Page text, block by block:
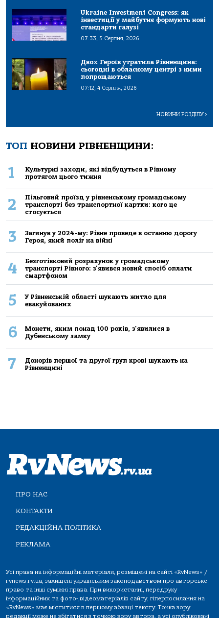
Ukraine Investment Congress: як
інвестиції у майбутнє формують нові
стандарти галузі
07:33, 5 Серпня, 2026
Двох Героїв утратила Рівненщина:
сьогодні в обласному центрі з ними
попрощаються
07:12, 4 Серпня, 2026
НОВИНИ РОЗДІЛУ>
ТОП НОВИНИ РІВНЕНЩИНИ:
1
Культурні заходи, які відбудуться в Рівному
протягом цього тижня
2
Пільговий проїзд у рівненському громадському
транспорті без транспортної картки: кого це
стосується
3
Загинув у 2024-му: Рівне проведе в останню дорогу
Героя, який поліг на війні
4
Безготівковий розрахунок у громадському
транспорті Рівного: з'явився новий спосіб оплати
смартфоном
5
У Рівненській області шукають житло для
евакуйованих
6
Монети, яким понад 100 років, з'явилися в
Дубенському замку
7
Донорів першої та другої груп крові шукають на
Рівненщині
ПРО НАС
КОНТАКТИ
РЕДАКЦІЙНА ПОЛІТИКА
РЕКЛАМА
Усі права на інформаційні матеріали, розміщені на сайті «RvNews» /
rvnews.rv.ua, захищені українським законодавством про авторське
право та інші суміжні права. При використанні, передруку
інформаційних та фото-,відеоматеріалів сайту, гіперпосилання на
«RvNews» має міститися в першому абзаці тексту. Точка зору
редакції може не збігатися з точкою зору автора, а усі опубліковані